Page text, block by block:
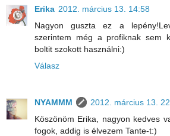
Erika 2012. március 13. 14:58
Nagyon guszta ez a
szerintem még a profiknak sem
boltit szokott használni:)
Válasz
NYAMMM
2012. március 13.
Köszönöm Erika, nagyon kedves
fogok, addig is élvezem Tante-t:)